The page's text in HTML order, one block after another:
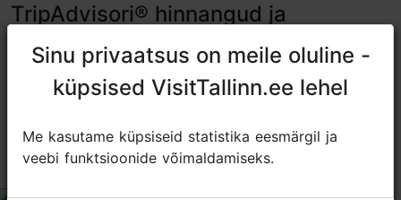
TripAdvisori® hinnangud ja
tripadvisor rating 4.7 of 5
If not hurry, the food is worth to wait
Sinu privaatsus on meile oluline -
küpsised VisitTallinn.ee lehel
Me kasutame küpsiseid statistika eesmärgil ja
veebi funktsioonide võimaldamiseks.
Sinu privaatsus on meile oluline -
küpsised VisitTallinn.ee lehel
Me kasutame küpsiseid statistika eesmärgil ja
veebi funktsioonide võimaldamiseks.